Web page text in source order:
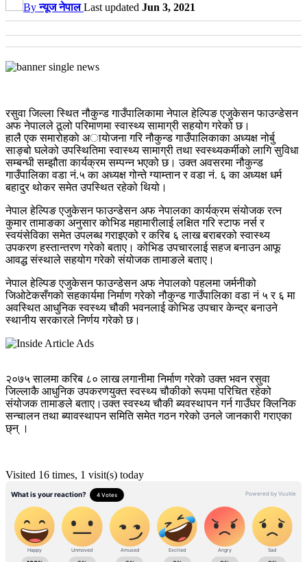
Byन्यूज नेपाल Last updated Jun 3, 2021
रसुवा जिल्ला स्थित नौकुन्ड गाउँपालिकामा नेपाल हेल्पिङ एजुकेसन फाउन्डेसन
अफ नेपालले ठूलो परिमाणमा स्वास्थ्य सामाग्री सहयोग गरेको छ।
हालै एक समारोहकाे अायाेजना गरि नौकुन्ड गाउँपालिकाका अध्यक्ष नोर्बु
साङ्बो घलेको उपस्थितिमा स्वास्थ्य सामाग्री तथा स्वस्थ्यकर्मीको लागि सुविधा
सम्बन्धी सम्झौता कार्यक्रम सम्पन्न भएको छ। उक्त अवसरमा नौकुन्ड
गाउँपालिका वडा नं.५ का अध्यक्ष गोन्ते ग्याम्तान र वडा नं. ६ का अध्यक्ष धर्म
बहादुर थोकर समेत उपस्थित रहेको थियो।
नेपाल हेल्पिङ एजुकेसन फाउन्डेसन अफ नेपालका कार्यक्रम संयोजक रत्न
कुमार तामाङका अनुसार कोभिड महामारीलाई लक्षित गरि स्टाफ नर्स र
स्वयंसेविका समेत उपलब्ध गराइएको र करिब ६ लाख बराबरको स्वास्थ्य
उपकरण हस्तान्तरण गरेको बताए। कोभिड उपचारलाई सहज बनाउन आफू
आवद्ध संस्थाले सहयोग गरेको संयोजक तामाङले बताए।
नेपाल हेल्पिङ एजुकेसन फाउन्डेसन अफ नेपालको पहलमा जर्मनीको
जिओटेकसँगको सहकार्यमा निर्माण गरेको नौकुन्ड गाउँपालिका वडा नं ५ र ६ मा
अवस्थित आधुनिक स्वस्थ्य चौकी भवनलाई काेभिड उपचार केन्द्र बनाउने
स्थानीय सरकारले निर्णय गरेको छ।
२०७५ सालमा करिब ८० लाख लगानीमा निर्माण गरेको उक्त भवन रसुवा
जिल्लाकै आधुनिक उपकरणयुक्त स्वस्थ्य चौकीको रूपमा परिचित रहेको
संयोजक तामाङले बताए।उक्त स्वस्थ्य चौकी ब्यवस्थापन गर्न गाउँघर क्लिनिक
सन्चालन तथा ब्यावस्थापन समिति समेत गठन गरेको उनले जानकारी गराएका
छ्न् ।
Visited 16 times, 1 visit(s) today